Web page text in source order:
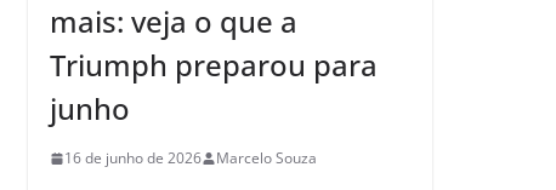
mais: veja o que a
Triumph preparou para
junho
16 de junho de 2026 Marcelo Souza